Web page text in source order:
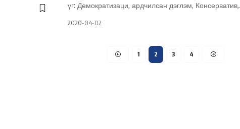
үг: Демократизаци, ардчилсан дэглэм, Консерватив,
2020-04-02
1 2 3 4